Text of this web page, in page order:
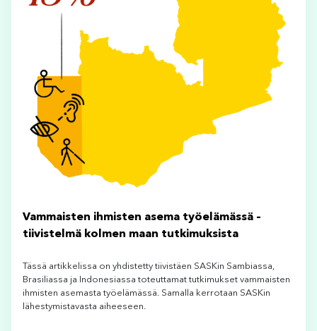
Vammaisten ihmisten asema työelämässä –
tiivistelmä kolmen maan tutkimuksista
Tässä artikkelissa on yhdistetty tiivistäen SASKin Sambiassa,
Brasiliassa ja Indonesiassa toteuttamat tutkimukset vammaisten
ihmisten asemasta työelämässä. Samalla kerrotaan SASKin
lähestymistavasta aiheeseen.